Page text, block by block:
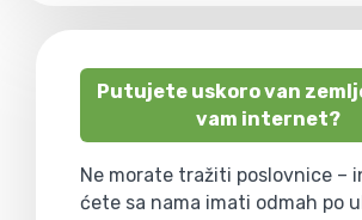
Putujete uskoro van
vam internet?
Ne morate tražiti poslovnice –
ćete sa nama imati odmah po